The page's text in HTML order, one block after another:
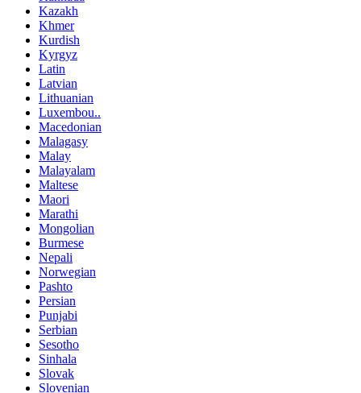
Kazakh
Khmer
Kurdish
Kyrgyz
Latin
Latvian
Lithuanian
Luxembou..
Macedonian
Malagasy
Malay
Malayalam
Maltese
Maori
Marathi
Mongolian
Burmese
Nepali
Norwegian
Pashto
Persian
Punjabi
Serbian
Sesotho
Sinhala
Slovak
Slovenian